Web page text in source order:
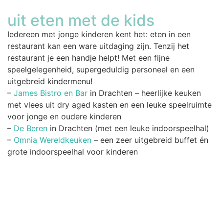
uit eten met de kids
Iedereen met jonge kinderen kent het: eten in een
restaurant kan een ware uitdaging zijn. Tenzij het
restaurant je een handje helpt! Met een fijne
speelgelegenheid, supergeduldig personeel en een
uitgebreid kindermenu!
– James Bistro en Bar in Drachten – heerlijke keuken
met vlees uit dry aged kasten en een leuke speelruimte
voor jonge en oudere kinderen
– De Beren in Drachten (met een leuke indoorspeelhal)
– Omnia Wereldkeuken – een zeer uitgebreid buffet én
grote indoorspeelhal voor kinderen